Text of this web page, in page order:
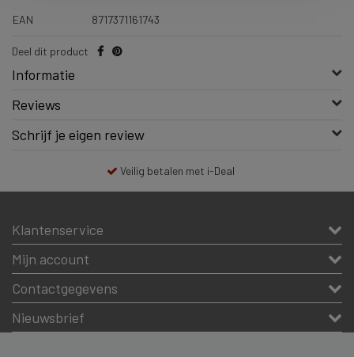
EAN 8717371161743
Deel dit product
Informatie
Reviews
Schrijf je eigen review
Veilig betalen met i-Deal
Klantenservice
Mijn account
Contactgegevens
Nieuwsbrief